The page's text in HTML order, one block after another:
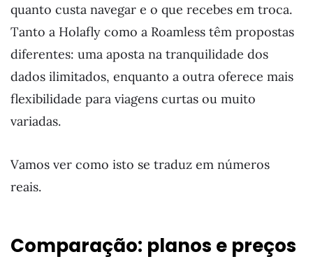
quanto custa navegar e o que recebes em troca.
Tanto a Holafly como a Roamless têm propostas
diferentes: uma aposta na tranquilidade dos
dados ilimitados, enquanto a outra oferece mais
flexibilidade para viagens curtas ou muito
variadas.
Vamos ver como isto se traduz em números
reais.
Comparação: planos e preços